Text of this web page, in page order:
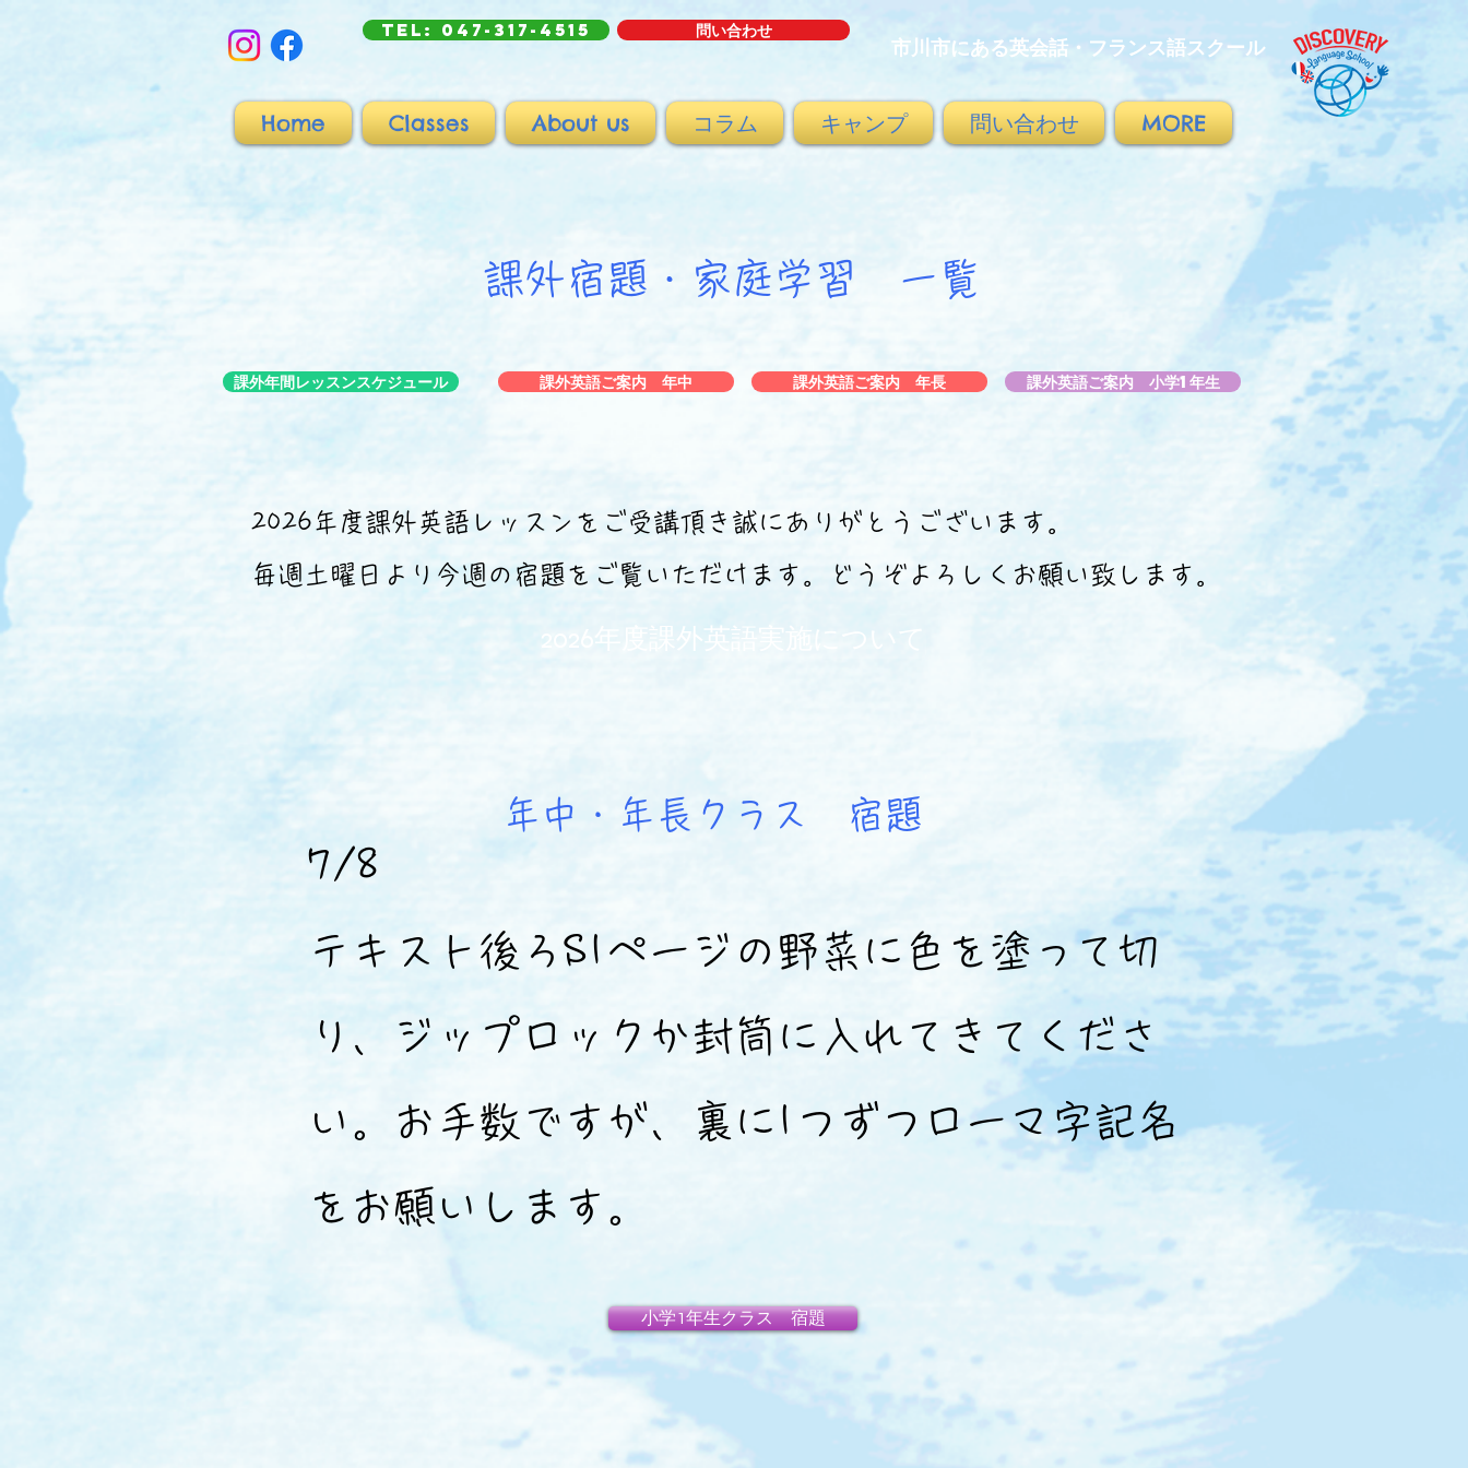
TEL: 047-317-4515 問い合わせ
市川市にある英会話・フランス語スクール
Home Classes About us コラム キャンプ 問い合わせ MORE
課外宿題・家庭学習 一覧
課外年間レッスンスケジュール 課外英語ご案内 年中 課外英語ご案内 年長 課外英語ご案内 小学1年生
2026年度課外英語レッスンをご受講頂き誠にありがとうございます。
​毎週土曜日より今週の宿題をご覧いただけます。どうぞよろしくお願い致します。
2026年度課外英語実施について
年中・年長クラス ​宿題
7/8
​テキスト後ろS1ぺージの野菜に色を塗って切
り、ジップロックか封筒に入れてきてくださ
い。お手数ですが、裏に1つずつローマ字記名
をお願いします。
小学1年生クラス 宿題